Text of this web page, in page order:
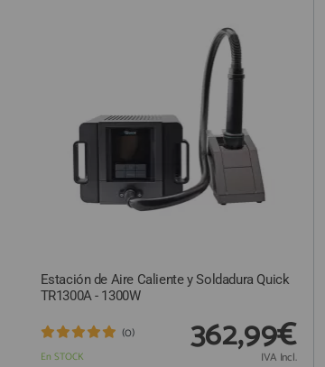
OUTLET
PROFESIONALES / DISTRIBUIDOR
TOP VENTAS REPUESTOS
NUESTRO BLOG
Estación de Aire Caliente y Soldadura Quick
TR1300A - 1300W
En STOCK
(0) 362,99€
IVA Incl.